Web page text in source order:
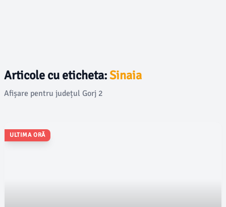
Articole cu eticheta:Sinaia
Afișare pentru județul Gorj 2
ULTIMA ORĂ